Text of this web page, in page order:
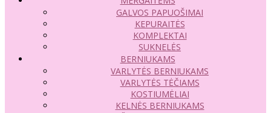
GALVOS PAPUOŠIMAI
KEPURAITĖS
KOMPLEKTAI
SUKNELĖS
BERNIUKAMS
VARLYTĖS BERNIUKAMS
VARLYTĖS TĖČIAMS
KOSTIUMĖLIAI
KELNĖS BERNIUKAMS